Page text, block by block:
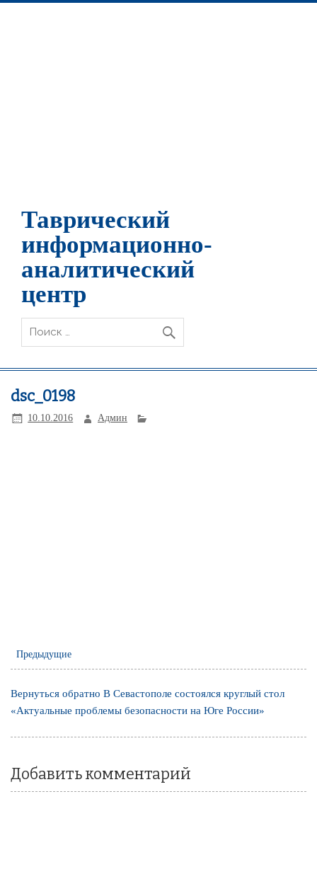
Таврический
информационно-
аналитический
центр
dsc_0198
10.10.2016 Админ
Предыдущие
Вернуться обратно В Севастополе состоялся круглый стол
«Актуальные проблемы безопасности на Юге России»
Добавить комментарий